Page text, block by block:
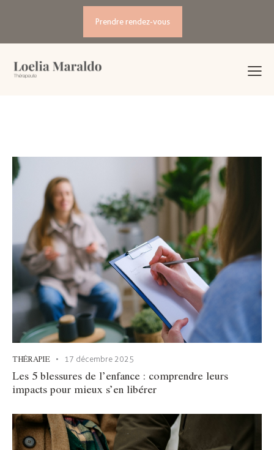
Prendre rendez-vous
THÉRAPIE 17 décembre 2025
Les 5 blessures de l’enfance : comprendre leurs
impacts pour mieux s’en libérer